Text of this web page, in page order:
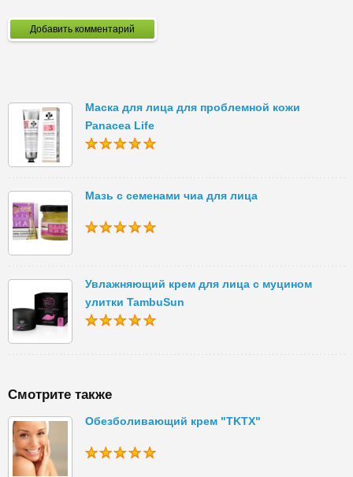
Добавить комментарий
Маска для лица для проблемной кожи
Panacea Life
Мазь с семенами чиа для лица
Увлажняющий крем для лица с муцином
улитки TambuSun
Смотрите также
Обезболивающий крем "TKTX"